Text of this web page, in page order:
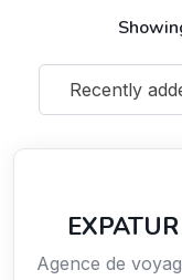
Recently
Agence de